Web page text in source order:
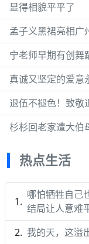
显得相貌平平了
孟子义黑裙亮相广
宁老师早期有创舞
真诚又坚定的爱意
退伍不褪色！致敬
杉杉回老家遭大伯
热点生活
哪怕牺牲自己
结局让人意难
我的天，这溢